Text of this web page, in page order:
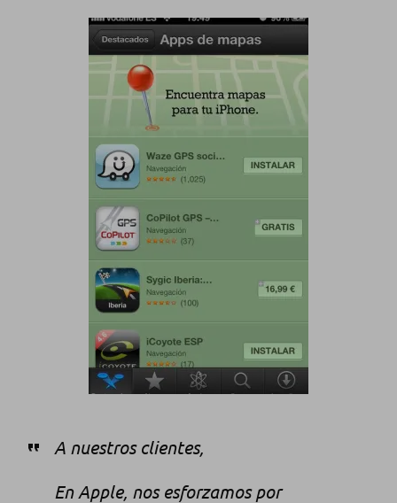
A nuestros clientes,
En Apple, nos esforzamos por